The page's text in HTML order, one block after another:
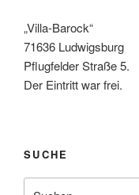
„Villa-Barock“
71636 Ludwigsburg
Pflugfelder Straße 5.
Der Eintritt war frei.
SUCHE